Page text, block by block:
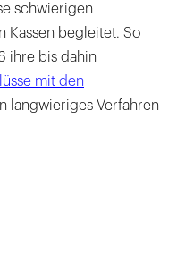
schwierigen
Kassen begleitet. So
ihre bis dahin
mit den
langwieriges Verfahren